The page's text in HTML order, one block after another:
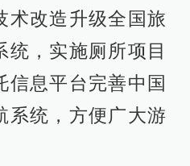
术改造升级全国旅
统，实施厕所项目
信息平台完善中国
系统，方便广大游